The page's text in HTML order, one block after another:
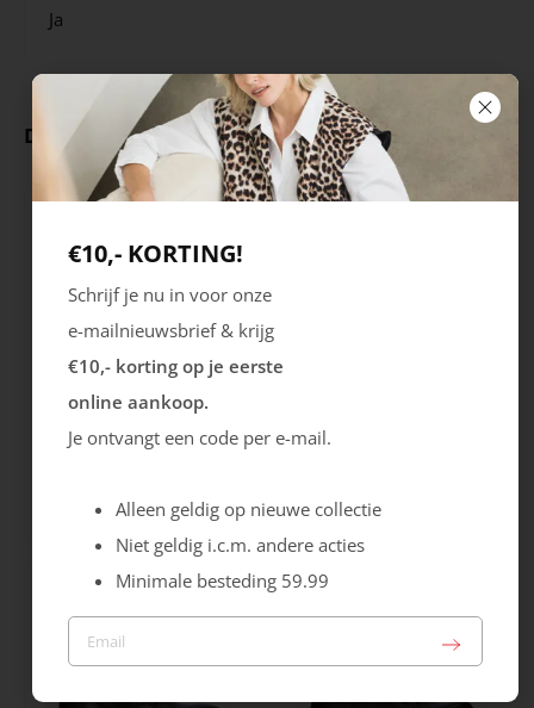
Ja
Deze producten ga je leuk vinden
Ecco Ecco
139.99
€10,- KORTING!
Schrijf je nu in voor onze
e-mailnieuwsbrief & krijg
€10,- korting op je eerste
online aankoop.
Je ontvangt een code per e-mail.
Alleen geldig op nieuwe collectie
Niet geldig i.c.m. andere acties
Minimale besteding 59.99